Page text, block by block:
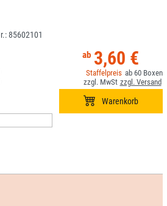
85602101
3,60 €
60